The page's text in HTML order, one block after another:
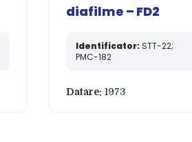
diafilme – FD2
Identificator:STT-22;
PMC-182
Datare: 1973